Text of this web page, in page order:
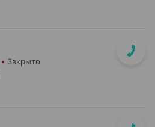
Закрыто